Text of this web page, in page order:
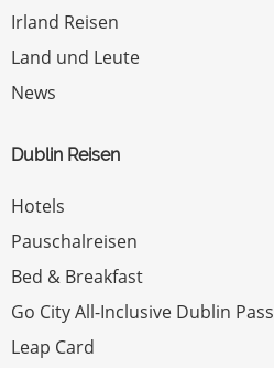
Irland Reisen
Land und Leute
News
Dublin Reisen
Hotels
Pauschalreisen
Bed & Breakfast
Go City All-Inclusive Dublin Pass
Leap Card